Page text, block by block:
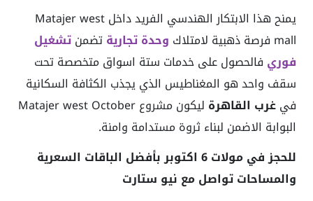
يمنح هذا الابتكار الهندسي الفريد داخل Matajer west
mall فرصة ذهبية لامتلاك
وحدة تجاريةتضمنتشغيل
فوري فالحصول على خدمات ستة اسواق متخصصة تحت
سقف واحد هو المغناطيس الذي يجذب الكثافة السكانية
فيغرب القاهرة
ليكون مشروع Matajer west October
البوابة الاضمن لبناء ثروة مستدامة وامنة.
للحجز في مولات 6 اكتوبر بأفضل الباقات السعرية
والمساحات تواصل مع نيو ستارت